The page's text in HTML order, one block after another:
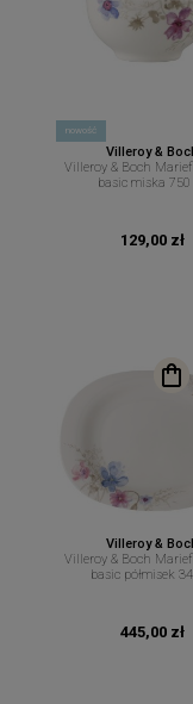
nowość
Villeroy &
Villeroy & Boch
basic miska 750
129,00 zł
Villeroy &
Villeroy & Boch
basic półmisek
445,00 zł